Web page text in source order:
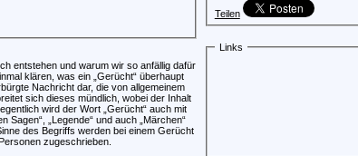
entstehen und warum wir so anfällig dafür
klären, was ein „Gerücht“ überhaupt
Nachricht dar, die von allgemeinem
sich dieses mündlich, wobei der Inhalt
wird der Wort „Gerücht“ auch mit
Sagen“, „Legende“ und auch „Märchen“
des Begriffs werden bei einem Gerücht
zugeschrieben.
Teilen
Links